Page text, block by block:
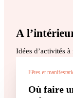
A
Idées d’activités
Fêtes et
Où faire